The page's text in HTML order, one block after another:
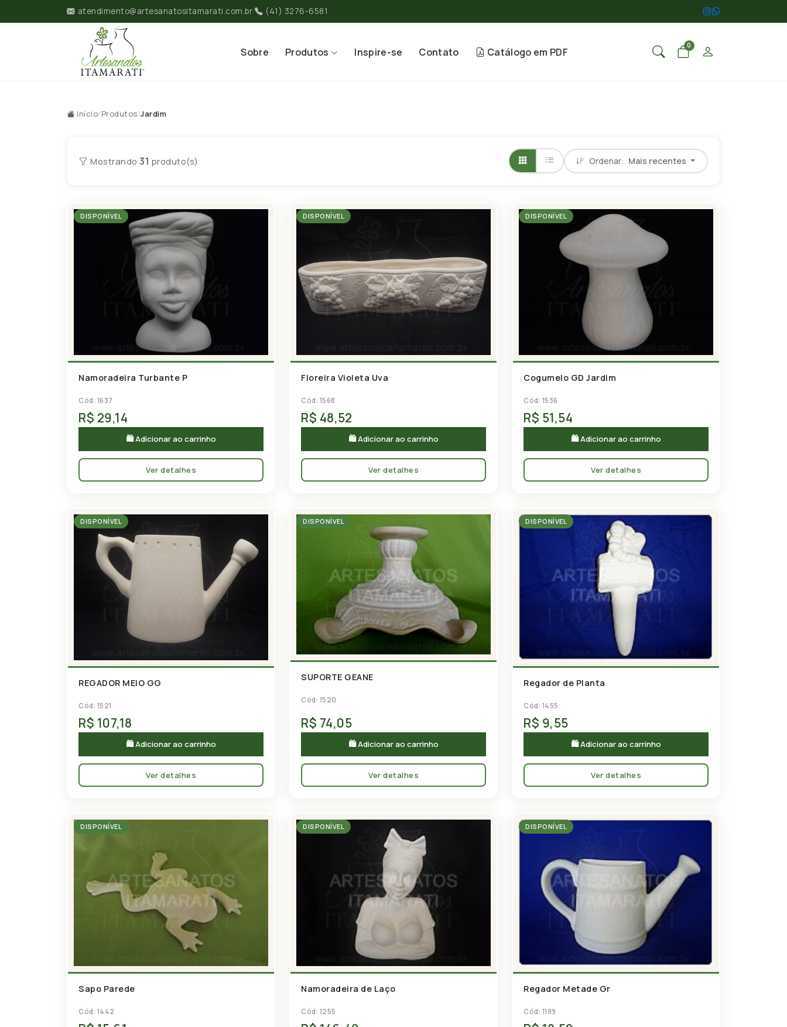
atendimento@artesanatositamarati.com.br| (41) 3276-6581
Sobre Produtos Inspire-se Contato Catálogo em PDF
0
Início/Produtos/Jardim
Mostrando 31 produto(s) Ordenar: Mais recentes
DISPONÍVEL
Namoradeira Turbante P
Cód: 1637
R$ 29,14
🛍 Adicionar ao carrinho
Ver detalhes
DISPONÍVEL
Floreira Violeta Uva
Cód: 1568
R$ 48,52
🛍 Adicionar ao carrinho
Ver detalhes
DISPONÍVEL
Cogumelo GD Jardim
Cód: 1536
R$ 51,54
🛍 Adicionar ao carrinho
Ver detalhes
DISPONÍVEL
REGADOR MEIO GG
Cód: 1521
R$ 107,18
🛍 Adicionar ao carrinho
Ver detalhes
DISPONÍVEL
SUPORTE GEANE
Cód: 1520
R$ 74,05
🛍 Adicionar ao carrinho
Ver detalhes
DISPONÍVEL
Regador de Planta
Cód: 1455
R$ 9,55
🛍 Adicionar ao carrinho
Ver detalhes
DISPONÍVEL
Sapo Parede
Cód: 1442
DISPONÍVEL
Namoradeira de Laço
Cód: 1255
DISPONÍVEL
Regador Metade Gr
Cód: 1199